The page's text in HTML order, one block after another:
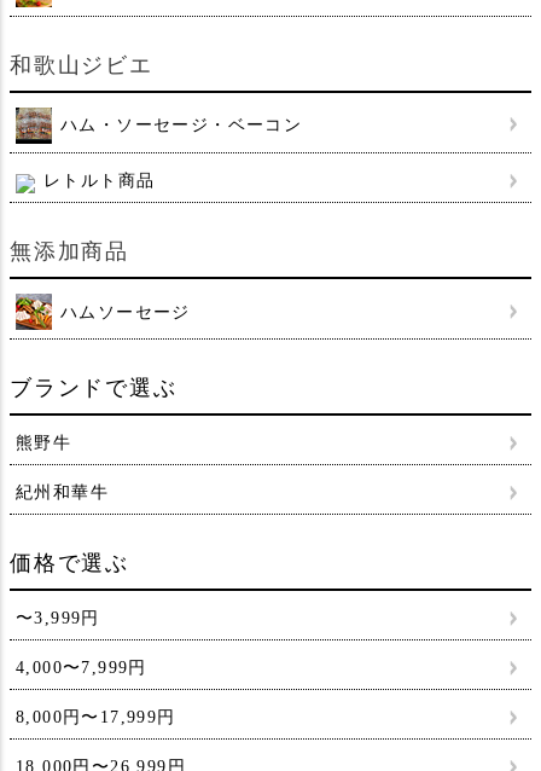
和歌山ジビエ
ハム・ソーセージ・ベーコン
レトルト商品
無添加商品
ハムソーセージ
ブランドで選ぶ
熊野牛
紀州和華牛
価格で選ぶ
〜3,999円
4,000〜7,999円
8,000円〜17,999円
18,000円〜26,999円